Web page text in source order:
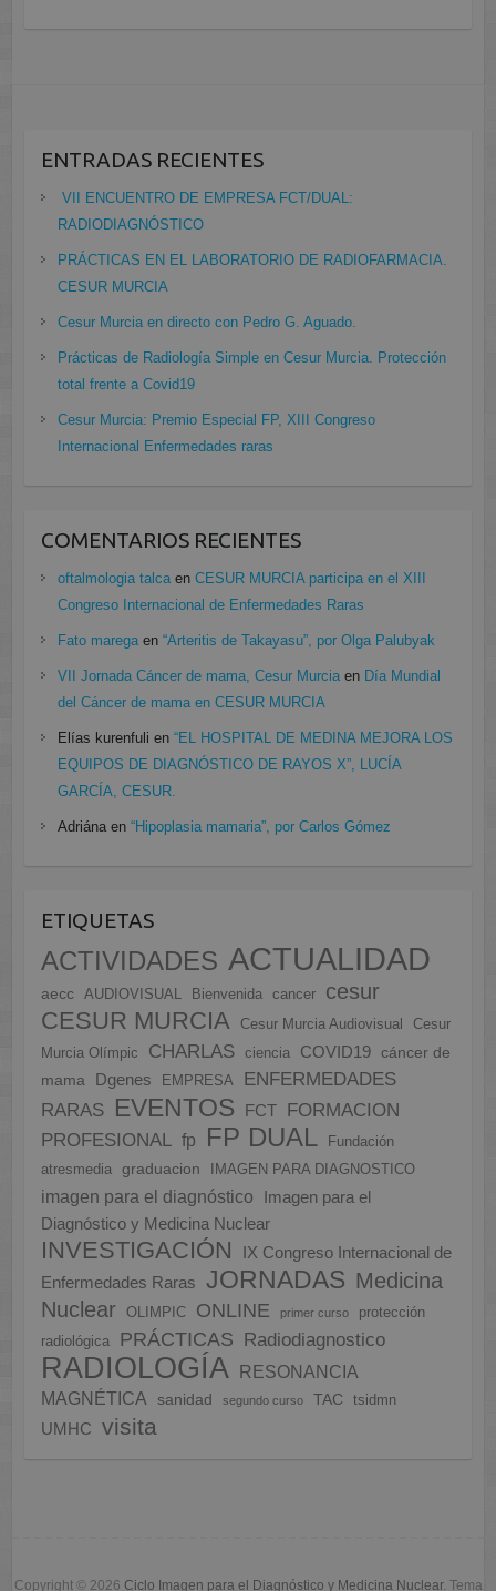
ENTRADAS RECIENTES
VII ENCUENTRO DE EMPRESA FCT/DUAL:
RADIODIAGNÓSTICO
PRÁCTICAS EN EL LABORATORIO DE RADIOFARMACIA.
CESUR MURCIA
Cesur Murcia en directo con Pedro G. Aguado.
Prácticas de Radiología Simple en Cesur Murcia. Protección
total frente a Covid19
Cesur Murcia: Premio Especial FP, XIII Congreso
Internacional Enfermedades raras
COMENTARIOS RECIENTES
oftalmologia talcaen CESUR MURCIA participa en el XIII
Congreso Internacional de Enfermedades Raras
Fato maregaen “Arteritis de Takayasu”, por Olga Palubyak
VII Jornada Cáncer de mama, Cesur Murciaen Día Mundial
del Cáncer de mama en CESUR MURCIA
Elías kurenfuli en “EL HOSPITAL DE MEDINA MEJORA LOS
EQUIPOS DE DIAGNÓSTICO DE RAYOS X”, LUCÍA
GARCÍA, CESUR.
Adriánaen “Hipoplasia mamaria”, por Carlos Gómez
ETIQUETAS
ACTIVIDADES ACTUALIDAD
aecc AUDIOVISUAL Bienvenida cancer cesur
CESUR MURCIA Cesur Murcia Audiovisual
Cesur
Murcia Olímpic
CHARLAS ciencia COVID19
cáncer de
mama
Dgenes EMPRESA
ENFERMEDADES
RARAS EVENTOS FCT
FORMACION
PROFESIONAL fp FP DUAL
Fundación
atresmedia
graduacion IMAGEN PARA DIAGNOSTICO
imagen para el diagnóstico
Imagen para el
Diagnóstico y Medicina Nuclear
INVESTIGACIÓN
IX Congreso Internacional de
Enfermedades Raras
JORNADAS Medicina
Nuclear
OLIMPIC ONLINE primer curso
protección
radiológica
PRÁCTICAS Radiodiagnostico
RADIOLOGÍA
RESONANCIA
MAGNÉTICA
sanidad segundo curso TAC tsidmn
UMHC visita
Copyright © 2026 Ciclo Imagen para el Diagnóstico y Medicina Nuclear. Tema